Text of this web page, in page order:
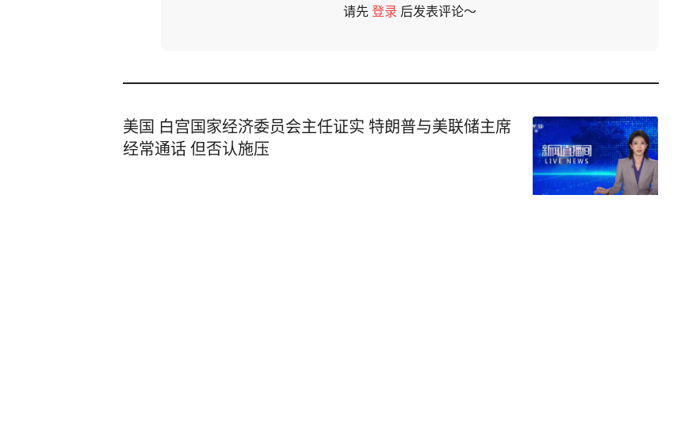
请先登录 后发表评论～
美国 白宫国家经济委员会主任证实 特朗普与美联储主席
经常通话 但否认施压